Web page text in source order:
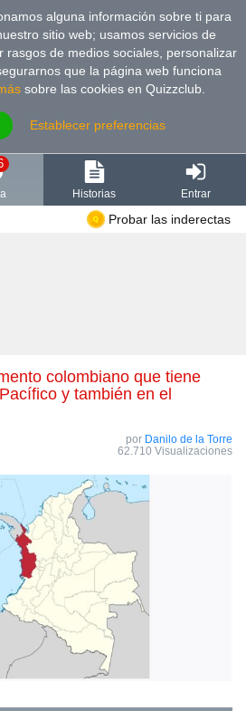
alguna información sobre ti para
sitio web; usamos servicios de
rasgos de medios sociales, personalizar
que la página web funciona
sobre las cookies en Quizzclub.
Establecer preferencias
Historias Entrar
Probar las inderectas
y también en el
por Danilo de la Torre
62.710 Visualizaciones